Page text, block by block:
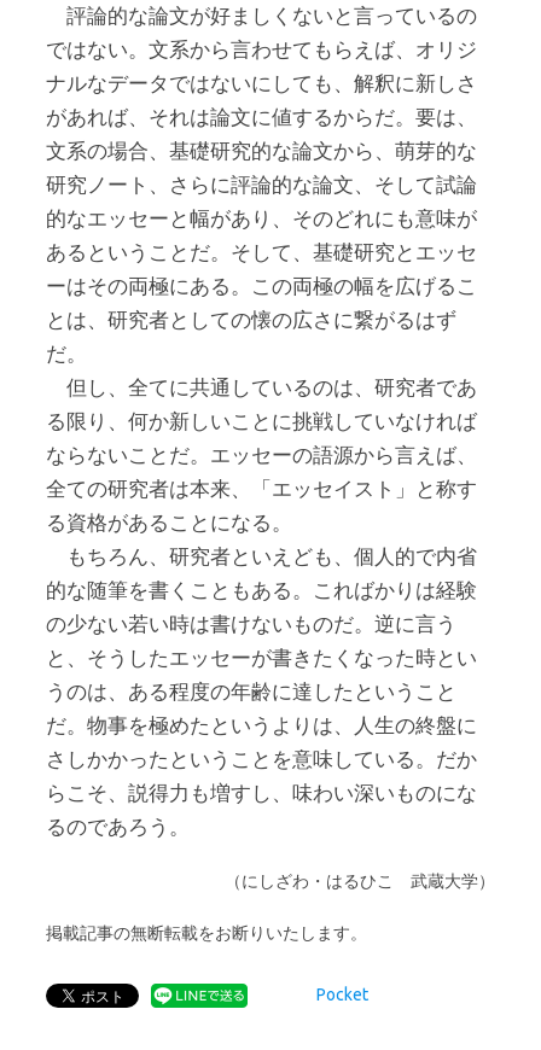
評論的な論文が好ましくないと言っているの
ではない。文系から言わせてもらえば、オリジ
ナルなデータではないにしても、解釈に新しさ
があれば、それは論文に値するからだ。要は、
文系の場合、基礎研究的な論文から、萌芽的な
研究ノート、さらに評論的な論文、そして試論
的なエッセーと幅があり、そのどれにも意味が
あるということだ。そして、基礎研究とエッセ
ーはその両極にある。この両極の幅を広げるこ
とは、研究者としての懐の広さに繋がるはず
だ。
但し、全てに共通しているのは、研究者であ
る限り、何か新しいことに挑戦していなければ
ならないことだ。エッセーの語源から言えば、
全ての研究者は本来、「エッセイスト」と称す
る資格があることになる。
もちろん、研究者といえども、個人的で内省
的な随筆を書くこともある。こればかりは経験
の少ない若い時は書けないものだ。逆に言う
と、そうしたエッセーが書きたくなった時とい
うのは、ある程度の年齢に達したということ
だ。物事を極めたというよりは、人生の終盤に
さしかかったということを意味している。だか
らこそ、説得力も増すし、味わい深いものにな
るのであろう。
（にしざわ・はるひこ 武蔵大学）
掲載記事の無断転載をお断りいたします。
Pocket